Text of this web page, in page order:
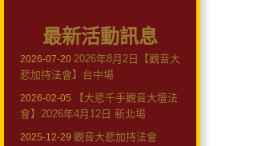
最新活動訊息
2026-07-20 2026年8月2日【觀音大
悲加持法會】台中場
2026-02-05
【大悲千手觀音大壇法
會】2026年4月12日 新北場
2025-12-29 觀音大悲加持法會